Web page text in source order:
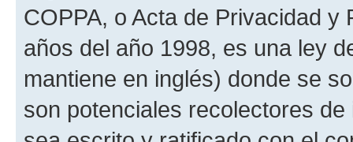
COPPA, o Acta de Privacidad
años del año 1998, es una ley
mantiene en inglés) donde se
son potenciales recolectores